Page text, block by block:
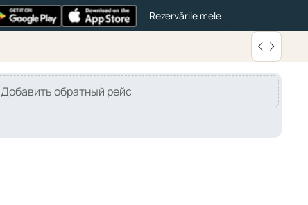
Rezervările mele
Добавить обратный рейс